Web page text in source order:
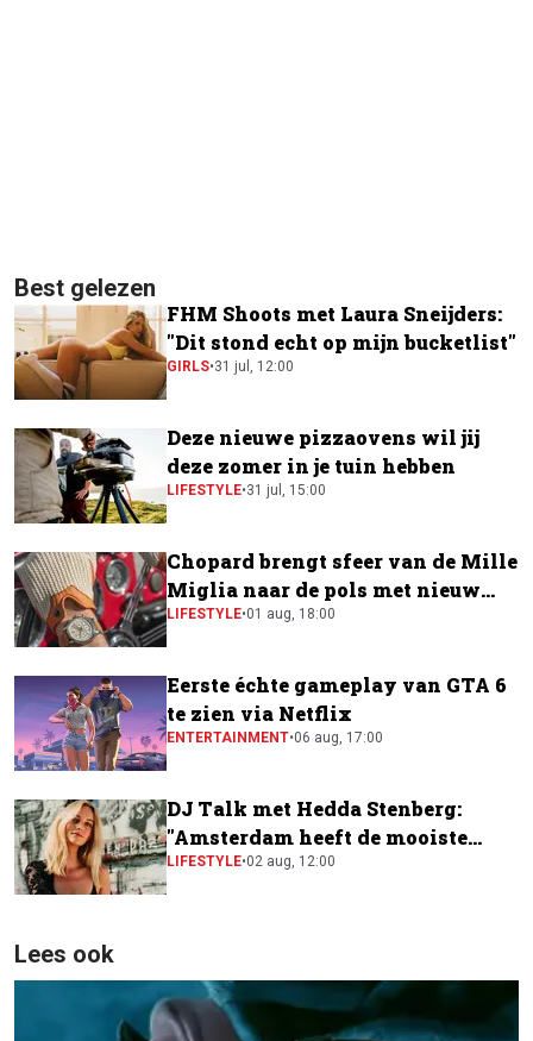
Best gelezen
FHM Shoots met Laura Sneijders:
"Dit stond echt op mijn bucketlist"
GIRLS•31 jul, 12:00
Deze nieuwe pizzaovens wil jij
deze zomer in je tuin hebben
LIFESTYLE•31 jul, 15:00
Chopard brengt sfeer van de Mille
Miglia naar de pols met nieuw
horloge
LIFESTYLE•01 aug, 18:00
Eerste échte gameplay van GTA 6
te zien via Netflix
ENTERTAINMENT•06 aug, 17:00
DJ Talk met Hedda Stenberg:
"Amsterdam heeft de mooiste
festivalscene van Europa"
LIFESTYLE•02 aug, 12:00
Lees ook